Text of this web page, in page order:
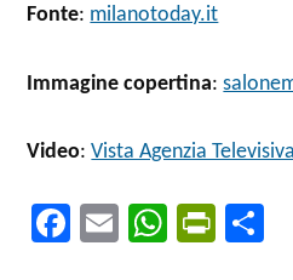
Fonte: milanotoday.it
Immagine copertina:
Video:Vista Agenzia
Fa
E
W
Pr